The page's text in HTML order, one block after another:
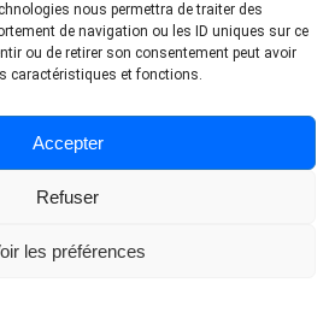
nous permettra de traiter des
de navigation ou les ID uniques sur ce
ou de retirer son consentement peut avoir
caractéristiques et fonctions.
Accepter
Refuser
les préférences
réservés - Collège Alma
de confidentialité